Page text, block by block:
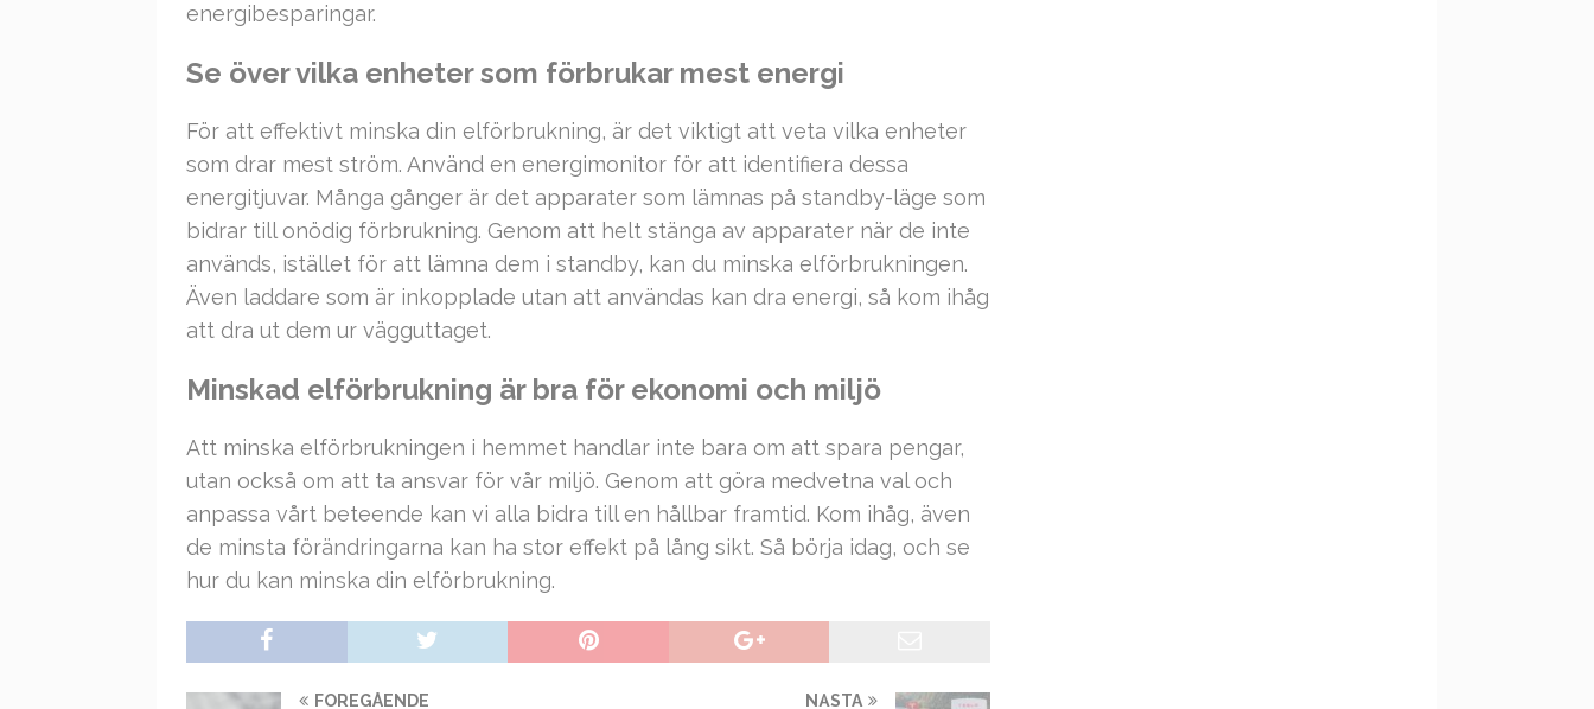
energibesparingar.
Se över vilka enheter som förbrukar mest energi
För att effektivt minska din elförbrukning, är det viktigt att veta vilka enheter
som drar mest ström. Använd en energimonitor för att identifiera dessa
energitjuvar. Många gånger är det apparater som lämnas på standby-läge som
bidrar till onödig förbrukning. Genom att helt stänga av apparater när de inte
används, istället för att lämna dem i standby, kan du minska elförbrukningen.
Även laddare som är inkopplade utan att användas kan dra energi, så kom ihåg
att dra ut dem ur vägguttaget.
Minskad elförbrukning är bra för ekonomi och miljö
Att minska elförbrukningen i hemmet handlar inte bara om att spara pengar,
utan också om att ta ansvar för vår miljö. Genom att göra medvetna val och
anpassa vårt beteende kan vi alla bidra till en hållbar framtid. Kom ihåg, även
de minsta förändringarna kan ha stor effekt på lång sikt. Så börja idag, och se
hur du kan minska din elförbrukning.
FÖREGÅENDE NÄSTA